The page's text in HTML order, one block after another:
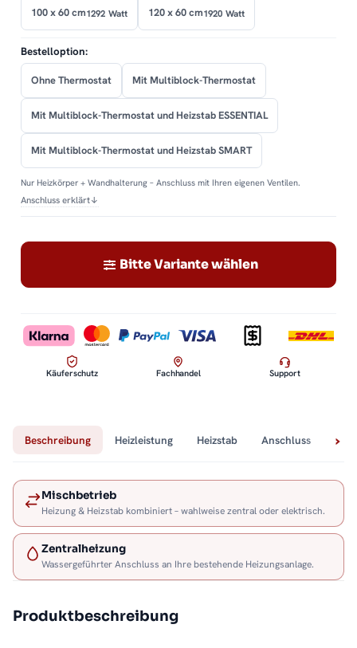
100 x 60 cm1292 Watt 120 x 60 cm1920 Watt
Bestelloption:
Ohne Thermostat Mit Multiblock-Thermostat
Mit Multiblock-Thermostat und Heizstab ESSENTIAL
Mit Multiblock-Thermostat und Heizstab SMART
Nur Heizkörper + Wandhalterung – Anschluss mit Ihren eigenen Ventilen.
Anschluss erklärt↓
Bitte Variante wählen
Käuferschutz Fachhandel Support
Beschreibung Heizleistung Heizstab Anschluss
Mischbetrieb
Heizung & Heizstab kombiniert – wahlweise zentral oder elektrisch.
Zentralheizung
Wassergeführter Anschluss an Ihre bestehende Heizungsanlage.
Produktbeschreibung